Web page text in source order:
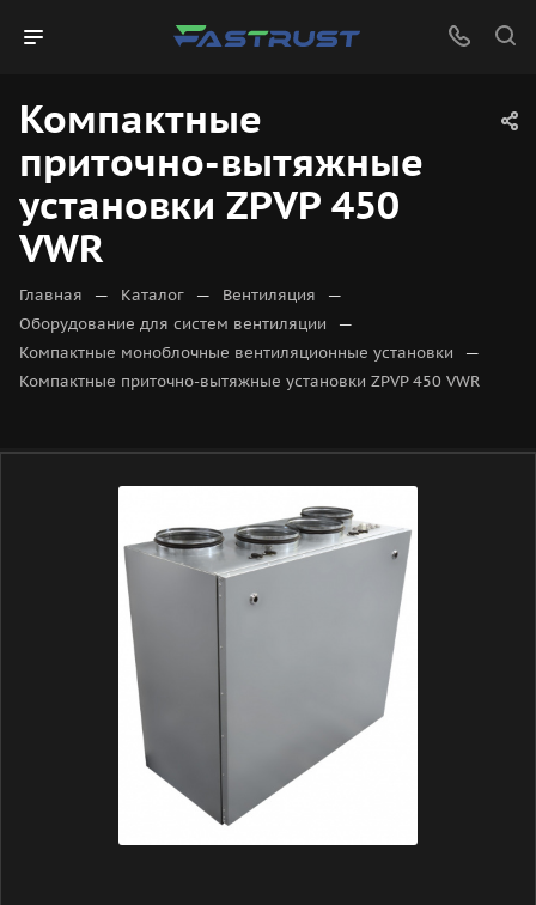
Компактные
приточно-вытяжные
установки ZPVP 450
VWR
Главная — Каталог — Вентиляция —
Оборудование для систем вентиляции —
Компактные моноблочные вентиляционные установки —
Компактные приточно-вытяжные установки ZPVP 450 VWR